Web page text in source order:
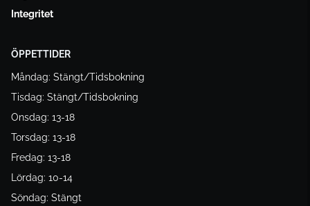
Integritet
ÖPPETTIDER
Måndag: Stängt/Tidsbokning
Tisdag: Stängt/Tidsbokning
Onsdag: 13-18
Torsdag: 13-18
Fredag: 13-18
Lördag: 10-14
Söndag: Stängt